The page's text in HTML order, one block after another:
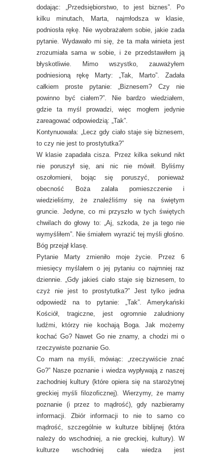
dodając: „Przedsiębiorstwo, to jest biznes”. Po
kilku minutach, Marta, najmłodsza w klasie,
podniosła rękę. Nie wyobrażałem sobie, jakie zada
pytanie. Wydawało mi się, że ta mała winieta jest
zrozumiała sama w sobie, i że przedstawiłem ją
błyskotliwie. Mimo wszystko, zauważyłem
podniesioną rękę Marty: „Tak, Marto”. Zadała
całkiem proste pytanie: „Biznesem? Czy nie
powinno być ciałem?”. Nie bardzo wiedziałem,
gdzie ta myśl prowadzi, więc mogłem jedynie
zareagować odpowiedzią: „Tak”.
Kontynuowała: „Lecz gdy ciało staje się biznesem,
to czy nie jest to prostytutka?”
W klasie zapadała cisza. Przez kilka sekund nikt
nie poruszył się, ani nic nie mówił. Byliśmy
oszołomieni, bojąc się poruszyć, ponieważ
obecność Boża zalała pomieszczenie i
wiedzieliśmy, że znaleźliśmy się na świętym
gruncie. Jedyne, co mi przyszło w tych świętych
chwilach do głowy to: „Aj, szkoda, że ja tego nie
wymyśliłem”. Nie śmiałem wyrazić tej myśli głośno.
Bóg przejął klasę.
Pytanie Marty zmieniło moje życie. Przez 6
miesięcy myślałem o jej pytaniu co najmniej raz
dziennie. „Gdy jakieś ciało staje się biznesem, to
czyż nie jest to prostytutka?” Jest tylko jedna
odpowiedź na to pytanie: „Tak”. Amerykański
Kościół, tragiczne, jest ogromnie zaludniony
ludźmi, którzy nie kochają Boga. Jak możemy
kochać Go? Nawet Go nie znamy, a chodzi mi o
rzeczywiste poznanie Go.
Co mam na myśli, mówiąc: „rzeczywiście znać
Go?” Nasze poznanie i wiedza wypływają z naszej
zachodniej kultury (które opiera się na starożytnej
greckiej myśli filozoficznej). Wierzymy, że mamy
poznanie (i przez to mądrość), gdy nazbieramy
informacji. Zbiór informacji to nie to samo co
mądrość, szczególnie w kulturze biblijnej (która
należy do wschodniej, a nie greckiej, kultury). W
kulturze wschodniej cała wiedza jest